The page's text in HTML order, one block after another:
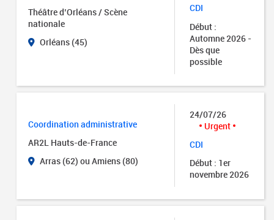
Théâtre d’Orléans / Scène
nationale
Orléans (45)
CDI
Début :
Automne 2026 -
Dès que
possible
Coordination administrative
AR2L Hauts-de-France
Arras (62) ou Amiens (80)
24/07/26
Urgent
CDI
Début : 1er
novembre 2026